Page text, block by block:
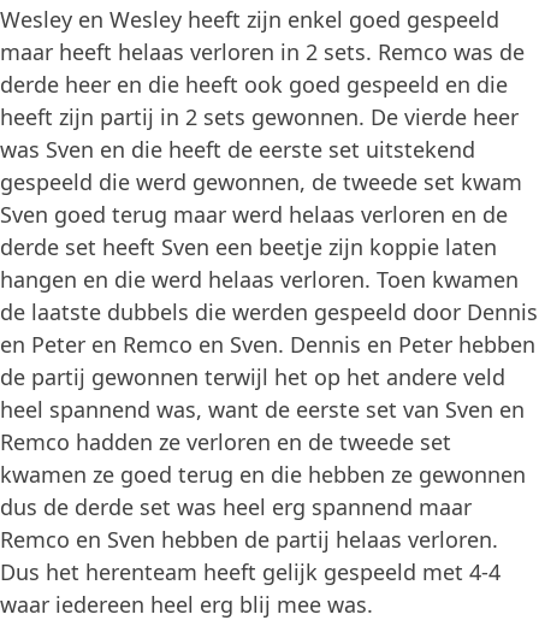
Wesley en Wesley heeft zijn enkel goed gespeeld
maar heeft helaas verloren in 2 sets. Remco was de
derde heer en die heeft ook goed gespeeld en die
heeft zijn partij in 2 sets gewonnen. De vierde heer
was Sven en die heeft de eerste set uitstekend
gespeeld die werd gewonnen, de tweede set kwam
Sven goed terug maar werd helaas verloren en de
derde set heeft Sven een beetje zijn koppie laten
hangen en die werd helaas verloren. Toen kwamen
de laatste dubbels die werden gespeeld door Dennis
en Peter en Remco en Sven. Dennis en Peter hebben
de partij gewonnen terwijl het op het andere veld
heel spannend was, want de eerste set van Sven en
Remco hadden ze verloren en de tweede set
kwamen ze goed terug en die hebben ze gewonnen
dus de derde set was heel erg spannend maar
Remco en Sven hebben de partij helaas verloren.
Dus het herenteam heeft gelijk gespeeld met 4-4
waar iedereen heel erg blij mee was.